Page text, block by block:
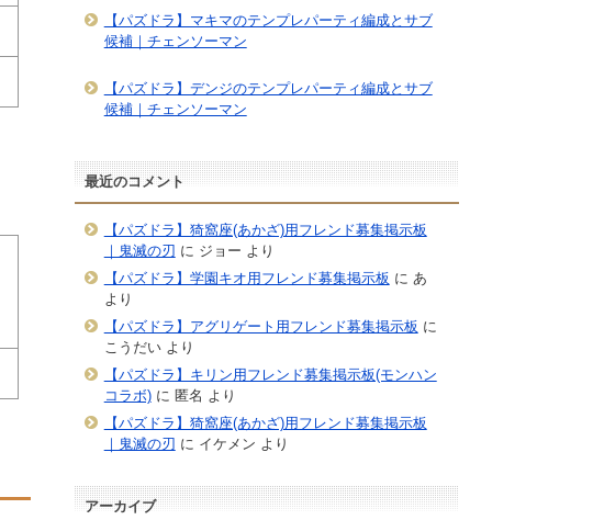
【パズドラ】マキマのテンプレパーティ編成とサブ
候補｜チェンソーマン
【パズドラ】デンジのテンプレパーティ編成とサブ
候補｜チェンソーマン
最近のコメント
【パズドラ】猗窩座(あかざ)用フレンド募集掲示板
｜鬼滅の刃 に ジョー より
【パズドラ】学園キオ用フレンド募集掲示板 に あ
より
【パズドラ】アグリゲート用フレンド募集掲示板 に
こうだいより
【パズドラ】キリン用フレンド募集掲示板(モンハン
コラボ)に 匿名 より
【パズドラ】猗窩座(あかざ)用フレンド募集掲示板
｜鬼滅の刃 に イケメン より
アーカイブ